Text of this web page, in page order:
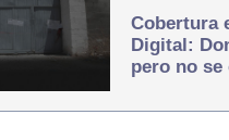
Cobertura
Digital:
pero no se